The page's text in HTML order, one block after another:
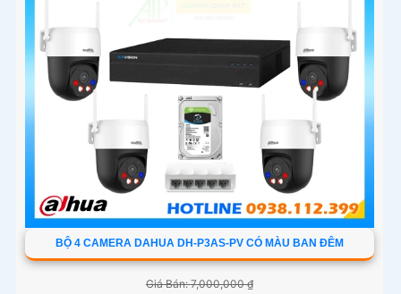
BỘ 4 CAMERA DAHUA DH-P3AS-PV CÓ MÀU BAN ĐÊM
Giá Bán: 7,000,000 ₫